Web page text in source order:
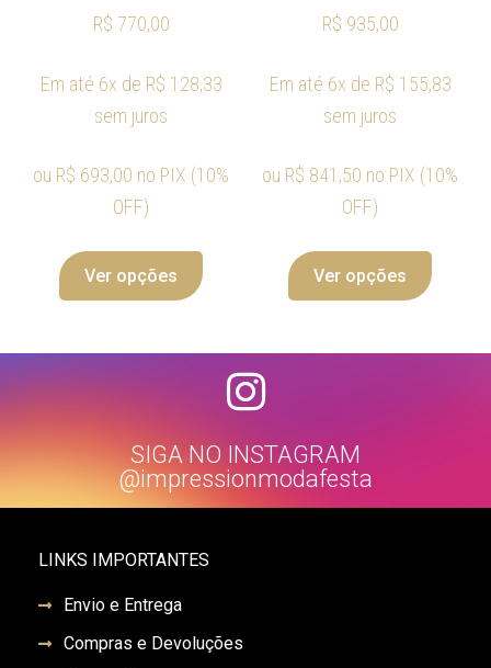
R$ 770,00
Em até 6x de R$ 128,33
sem juros
ou R$ 693,00 no PIX (10%
OFF)
Ver opções
R$ 935,00
Em até 6x de R$ 155,83
sem juros
ou R$ 841,50 no PIX (10%
OFF)
Ver opções
SIGA NO INSTAGRAM
@impressionmodafesta
LINKS IMPORTANTES
Envio e Entrega
Compras e Devoluções